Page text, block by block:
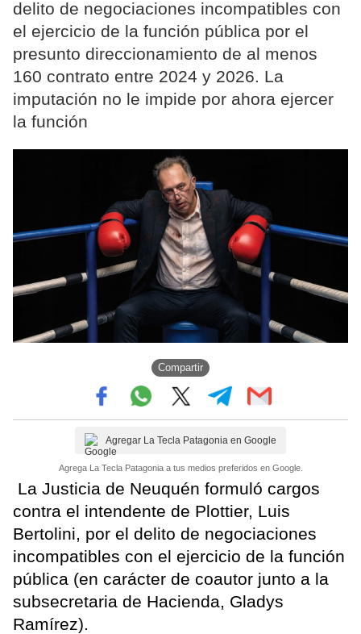
delito de negociaciones incompatibles con
el ejercicio de la función pública por el
presunto direccionamiento de al menos
160 contrato entre 2024 y 2026. La
imputación no le impide por ahora ejercer
la función
Compartir
Agregar La Tecla Patagonia en Google
Agrega La Tecla Patagonia a tus medios preferidos en Google.
La Justicia de Neuquén formuló cargos
contra el intendente de Plottier, Luis
Bertolini, por el delito de negociaciones
incompatibles con el ejercicio de la función
pública (en carácter de coautor junto a la
subsecretaria de Hacienda, Gladys
Ramírez).